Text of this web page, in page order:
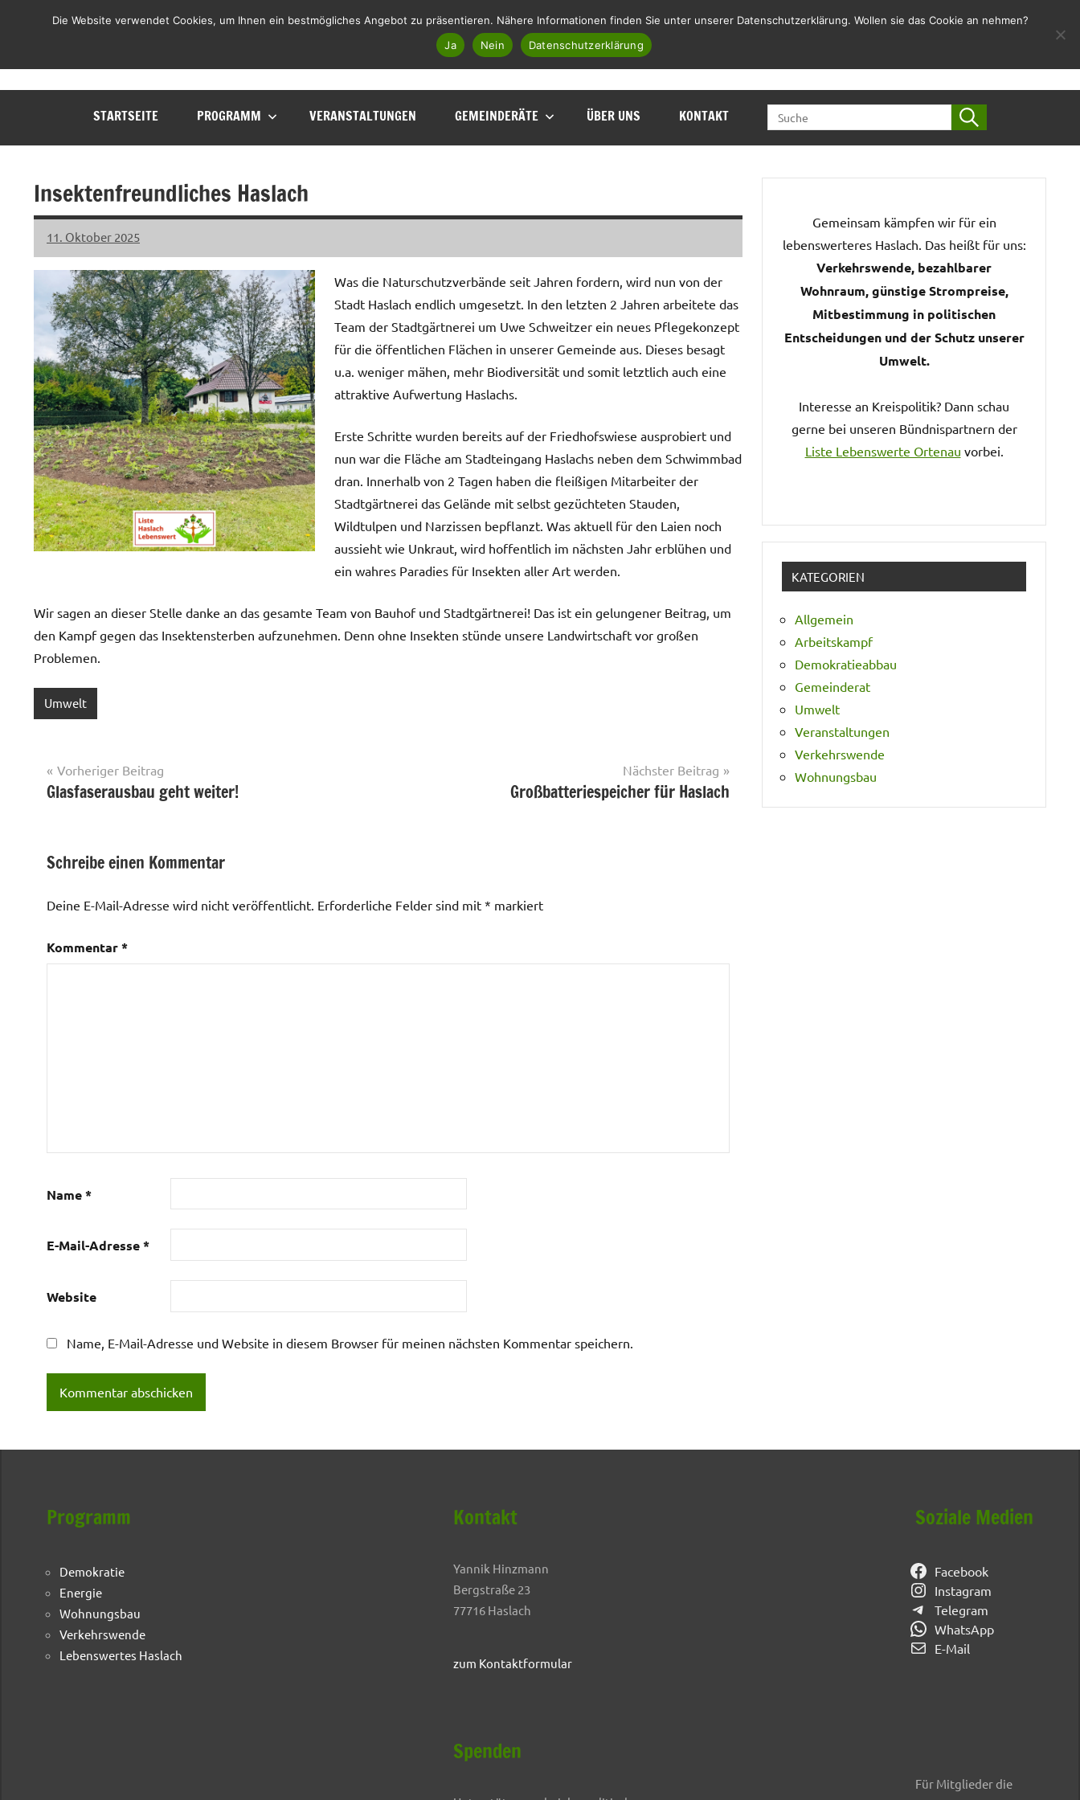
LHL
Liste
Facebook
Instagram
Telegram
WhatsApp
E-Mail
STARTSEITE PROGRAMM VERANSTALTUNGEN GEMEINDERÄTE ÜBER UNS KONTAKT
SEARCH
Insektenfreundliches Haslach
11. Oktober 2025
LHL
Keine
Kommentare
Was die Naturschutzverbände seit Jahren fordern, wird nun von der
Stadt Haslach endlich umgesetzt. In den letzten 2 Jahren arbeitete das
Team der Stadtgärtnerei um Uwe Schweitzer ein neues Pflegekonzept
für die öffentlichen Flächen in unserer Gemeinde aus. Dieses besagt
u.a. weniger mähen, mehr Biodiversität und somit letztlich auch eine
attraktive Aufwertung Haslachs.
Erste Schritte wurden bereits auf der Friedhofswiese ausprobiert und
nun war die Fläche am Stadteingang Haslachs neben dem Schwimmbad
dran. Innerhalb von 2 Tagen haben die fleißigen Mitarbeiter der
Stadtgärtnerei das Gelände mit selbst gezüchteten Stauden,
Wildtulpen und Narzissen bepflanzt. Was aktuell für den Laien noch
aussieht wie Unkraut, wird hoffentlich im nächsten Jahr erblühen und
ein wahres Paradies für Insekten aller Art werden.
Wir sagen an dieser Stelle danke an das gesamte Team von Bauhof und Stadtgärtnerei! Das ist ein gelungener Beitrag, um
den Kampf gegen das Insektensterben aufzunehmen. Denn ohne Insekten stünde unsere Landwirtschaft vor großen
Problemen.
Umwelt
Vorheriger Beitrag
Glasfaserausbau geht weiter!
Nächster Beitrag
Großbatteriespeicher für Haslach
Schreibe einen Kommentar
Deine E-Mail-Adresse wird nicht veröffentlicht. Erforderliche Felder sind mit * markiert
Kommentar*
Name*
E-Mail-Adresse*
Website
Name, E-Mail-Adresse und Website in diesem Browser für meinen nächsten Kommentar speichern.
Gemeinsam kämpfen wir für ein
lebenswerteres Haslach. Das heißt für uns:
Verkehrswende, bezahlbarer
Wohnraum, günstige Strompreise,
Mitbestimmung in politischen
Entscheidungen und der Schutz unserer
Umwelt.
Interesse an Kreispolitik? Dann schau
gerne bei unseren Bündnispartnern der
Liste Lebenswerte Ortenau vorbei.
KATEGORIEN
Allgemein
Arbeitskampf
Demokratieabbau
Gemeinderat
Umwelt
Veranstaltungen
Verkehrswende
Wohnungsbau
Programm
Demokratie
Energie
Wohnungsbau
Verkehrswende
Lebenswertes Haslach
Kontakt
Yannik Hinzmann
Bergstraße 23
77716 Haslach
zum Kontaktformular
Spenden
Soziale Medien
Facebook
Instagram
Telegram
WhatsApp
E-Mail
Für Mitglieder die
Die Website verwendet Cookies, um Ihnen ein bestmögliches Angebot zu präsentieren. Nähere Informationen finden Sie unter unserer Datenschutzerklärung. Wollen sie das Cookie an nehmen?
Ja
Nein Datenschutzerklärung